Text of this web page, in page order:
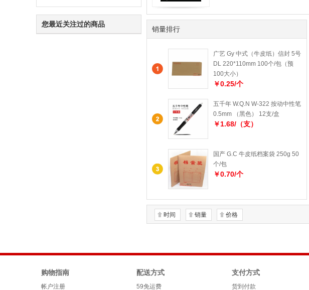
您最近关注过的商品
销量排行
广艺 Gy 中式（牛皮纸）信封 5号
DL 220*110mm 100个/包（预
100大小）
￥0.25/个
五千年 W.Q.N W-322 按动中性笔
0.5mm （黑色） 12支/盒
￥1.68/（支）
国产 G.C 牛皮纸档案袋 250g 50
个/包
￥0.70/个
时间 销量 价格
购物指南
帐户注册
配送方式
59免运费
支付方式
货到付款